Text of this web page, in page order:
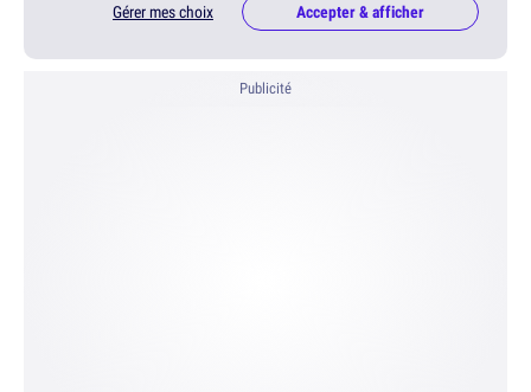
Gérer mes choix Accepter & afficher
Publicité